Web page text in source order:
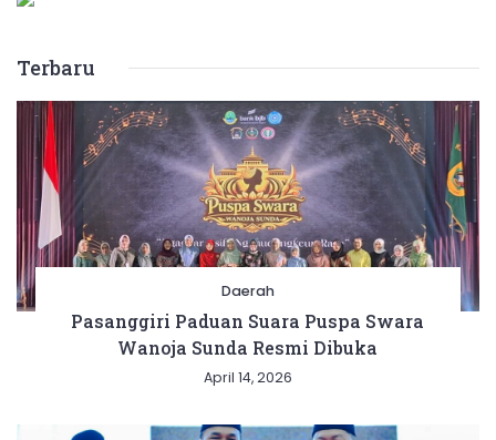
Terbaru
Daerah
Pasanggiri Paduan Suara Puspa Swara
Wanoja Sunda Resmi Dibuka
April 14, 2026